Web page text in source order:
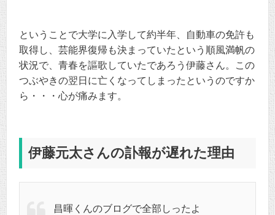
ということで大学に入学して約半年、自動車の免許も
取得し、芸能界復帰も決まっていたという順風満帆の
状況で、青春を謳歌していたであろう伊藤さん。この
つぶやきの翌日に亡くなってしまったというのですか
ら・・・心が痛みます。
伊藤元太さんの訃報が遅れた理由
昌暉くんのブログで全部しったよ